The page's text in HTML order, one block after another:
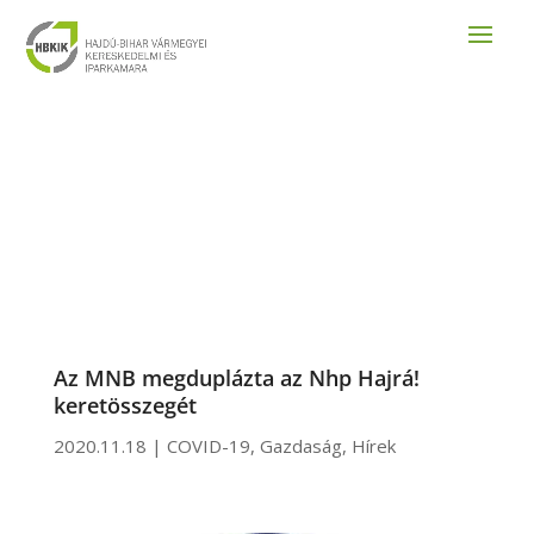
Az MNB megduplázta az Nhp Hajrá!
keretösszegét
2020.11.18 | COVID-19, Gazdaság, Hírek